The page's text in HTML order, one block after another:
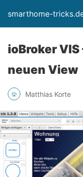
smarthome-
ioBroker
neuen View
Matthias Korte